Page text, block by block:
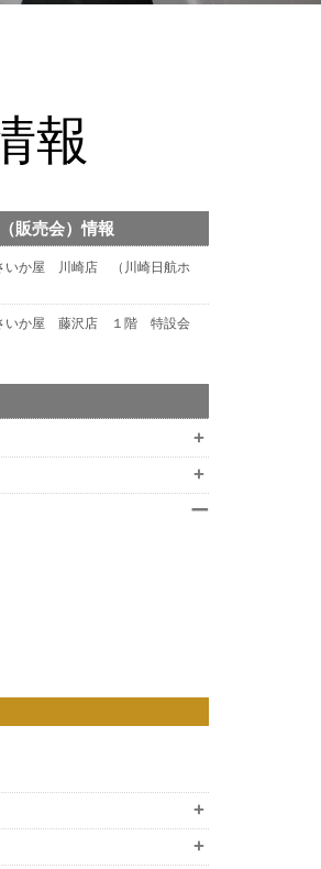
報
販売会）情報
いか屋 川崎店 （川崎日航ホ
いか屋 藤沢店 １階 特設会
+
+
ー
+
+